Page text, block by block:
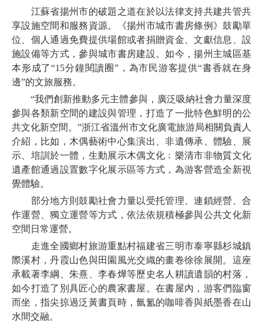
江蘇省揚州市的破題之道在於以法律支持共建共管共
享設施空間和服務資源。《揚州市城市書房條例》鼓勵單
位、個人通過免費提供場館或者捐贈資金、文獻信息、設
施設備等方式，參與城市書房建設。如今，揚州主城區基
本形成了“15分鐘閱讀圈”，為市民游客提供“書香就在身
邊”的文旅服務。
“我們創新推動多元主體參與，廣泛吸納社會力量深度
參與各類新空間的建設與管理，打造了一批特色鮮明的公
共文化新空間。”浙江省溫州市文化廣電旅游局相關負責人
介紹，比如，木偶藝術中心集演出、非遺傳承、體驗、展
示、培訓於一體，生動展示木偶文化﹔樂清市非物質文化
遺產館通過設置數字化展示區等方式，為游客營造全新視
覺體驗。
部分地方則鼓勵社會力量以受托管理、連鎖經營、合
作運營、獨立運營等方式，依法依規積極參與公共文化新
空間日常運營。
走進全國鄉村旅游重點村福建省三明市泰寧縣杉城鎮
際溪村，丹霞山色與田園風光交織的畫卷徐徐展開。這座
承載著李綱、朱熹、李春燁等歷史名人耕讀遺韻的村落，
如今打造了別具匠心的農家書屋。在書屋內，游客們臨窗
而坐，指尖掠過泛黃書頁時，氤氳的咖啡香與紙墨香在山
水間交融。